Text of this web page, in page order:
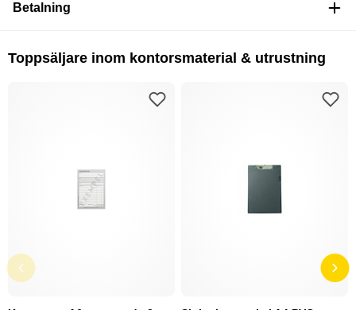
Betalning
Toppsäljare inom kontorsmaterial & utrustning